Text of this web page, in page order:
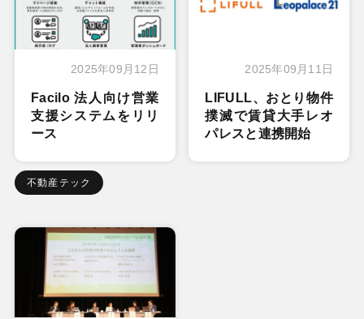
2025年09月12日
Facilo 法人向け営業
支援システムをリリ
ース
不動産テック
2025年09月11日
LIFULL、おとり物件
撲滅で賃貸大手レオ
パレスと連携開始